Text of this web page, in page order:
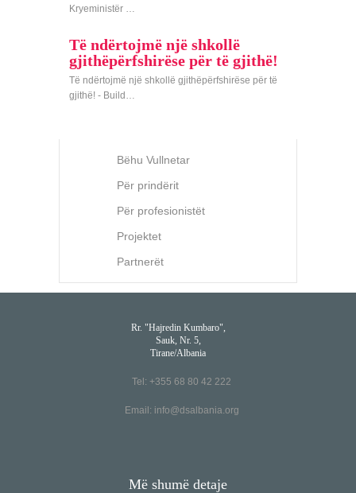
Kryeministër …
Të ndërtojmë një shkollë
gjithëpërfshirëse për të gjithë!
Të ndërtojmë një shkollë gjithëpërfshirëse për të
gjithë! - Build…
Bëhu Vullnetar
Për prindërit
Për profesionistët
Projektet
Partnerët
Rr. "Hajredin Kumbaro",
Sauk, Nr. 5,
Tirane/Albania
Tel: +355 68 80 42 222
Email: info@dsalbania.org
Më shumë detaje